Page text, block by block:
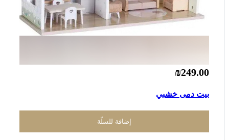
₪249.00
بيت دمى خشبي
إضافة للسلّة